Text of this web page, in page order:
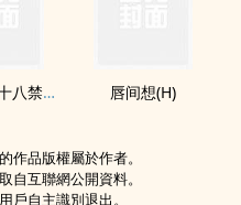
（催眠）在十八禁游戏里shen为至尊V8玩家是什么体验 唇间想(H)
作品版權屬於作者。
自互聯網公開資料。
戶自主識別退出。